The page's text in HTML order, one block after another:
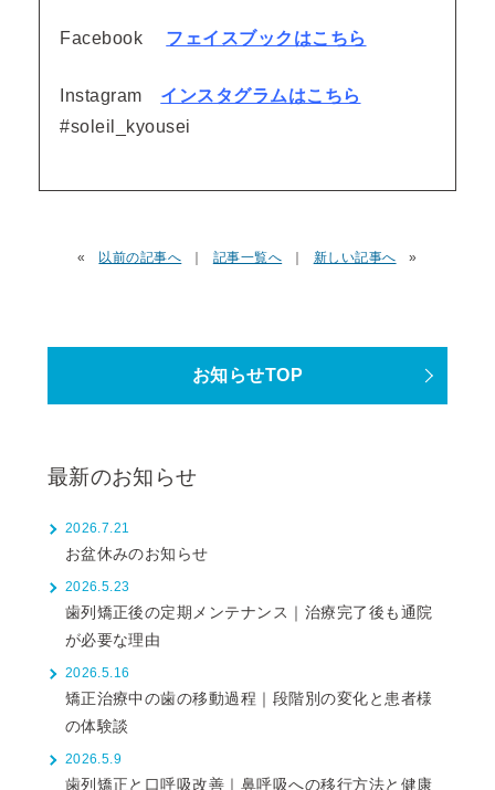
Facebook フェイスブックはこちら
Instagram インスタグラムはこちら
#soleil_kyousei
« 以前の記事へ ｜ 記事一覧へ ｜ 新しい記事へ »
お知らせTOP
最新のお知らせ
2026.7.21
お盆休みのお知らせ
2026.5.23
歯列矯正後の定期メンテナンス｜治療完了後も通院
が必要な理由
2026.5.16
矯正治療中の歯の移動過程｜段階別の変化と患者様
の体験談
2026.5.9
歯列矯正と口呼吸改善｜鼻呼吸への移行方法と健康